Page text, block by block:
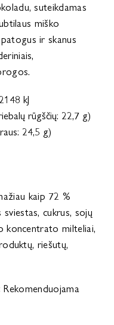
suteikdamas
miško
ir skanus
kJ
rūgščių: 22,7 g)
24,5 g)
kaip 72 %
sviestas, cukrus, sojų
koncentrato milteliai,
riešutų,
Rekomenduojama